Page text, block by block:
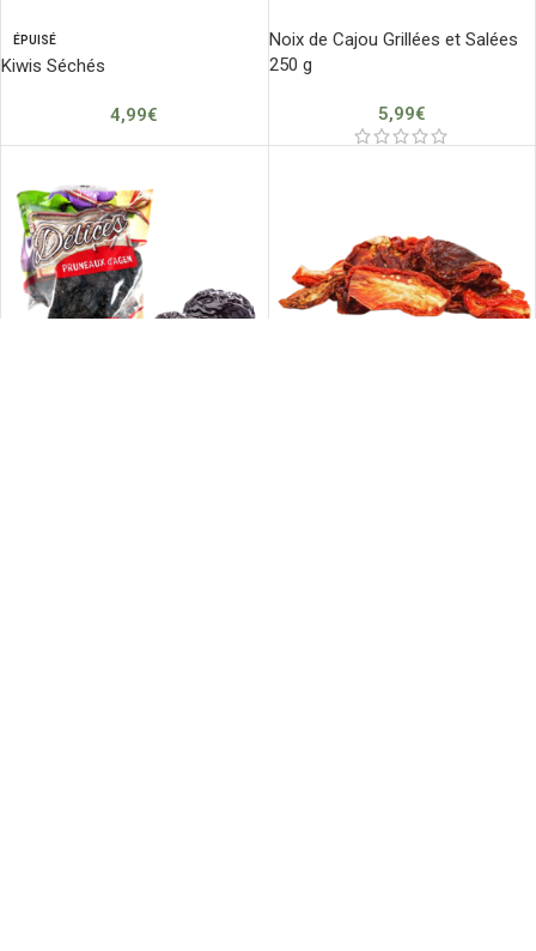
ÉPUISÉ
Kiwis Séchés
4,99€
Noix de Cajou Grillées et Salées
250 g
5,99€